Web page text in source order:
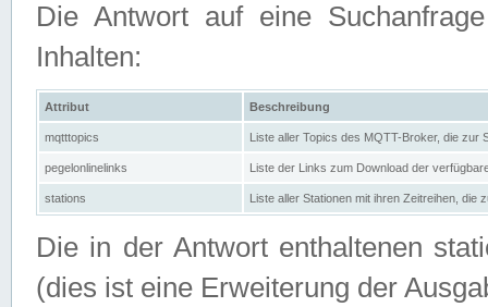
Die Antwort auf eine
Inhalten:
Attribut Beschreibung
mqtttopics Liste aller Topics des MQTT-Broker, die zur
pegelonlinelinks Liste der Links zum Download der
stations Liste aller Stationen mit ihren Zeitreihen, die
Die in der Antwort enthaltenen
(dies ist eine Erweiterung der